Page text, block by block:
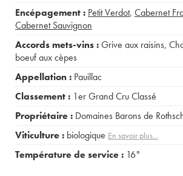
Encépagement : Petit Verdot, Cabernet
Cabernet Sauvignon
Accords mets-vins :Grive aux raisins,
boeuf aux cèpes
Appellation : Pauillac
Classement : 1er Grand Cru Classé
Propriétaire : Domaines Barons de
Viticulture : biologique En savoir plus...
Température de service : 16°